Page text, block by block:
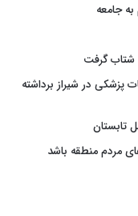
جامعه
پزشکی در شیراز برداشته
تابستان
مردم منطقه باشد